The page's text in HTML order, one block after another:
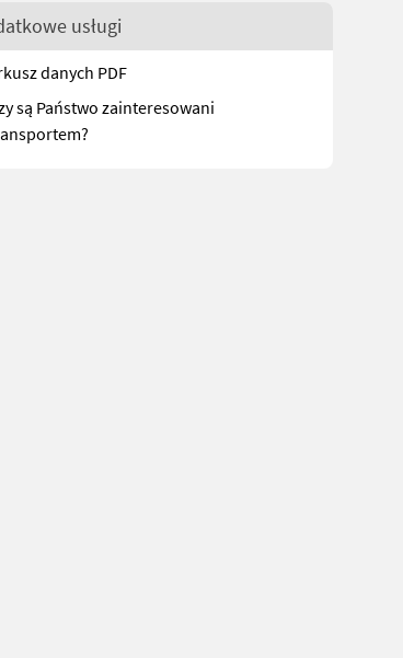
usługi
danych PDF
są Państwo zainteresowani